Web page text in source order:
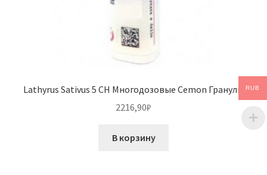
Lathyrus Sativus 5 CH Многодозовые Cemon Гранулы
2216,90₽
В корзину
RUB